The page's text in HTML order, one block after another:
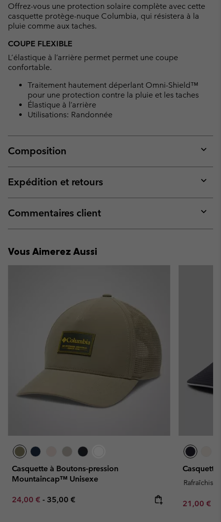
Offrez-vous une protection solaire complète avec cette
casquette protège-nuque Columbia, qui résistera à la
pluie comme aux taches.
COUPE FLEXIBLE
L’élastique à l’arrière permet permet une coupe
confortable.
Traitement hautement déperlant Omni-Shield™
pour une protection contre la pluie et les taches
Élastique à l’arrière
Utilisations: Randonnée
Composition
or
Expédition et retours
or
Commentaires client
or
Vous Aimerez Aussi
Casquette à Boutons-pression
Mountaincap™ Unisexe
Minimum sale price:
24,00 € - Maximum price:
35,00 € Minimum
21,00 €